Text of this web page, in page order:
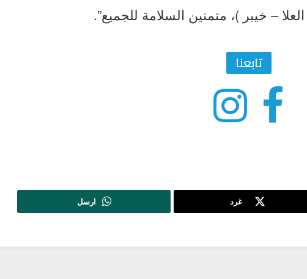
– خيبر )، متمنين السلامة للجميع”.
تابعنا
غرد ارسل